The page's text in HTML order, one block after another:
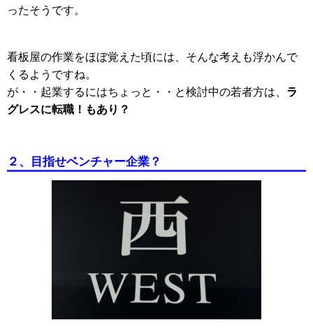
ったそうです。
看板屋の作業をほぼ覚えた頃には、そんな考えも浮かんで
くるようですね。
が・・起業するにはちょっと・・と検討中の若者方は、 ラ
グレスに転職！もあり？
２、目指せベンチャー企業？